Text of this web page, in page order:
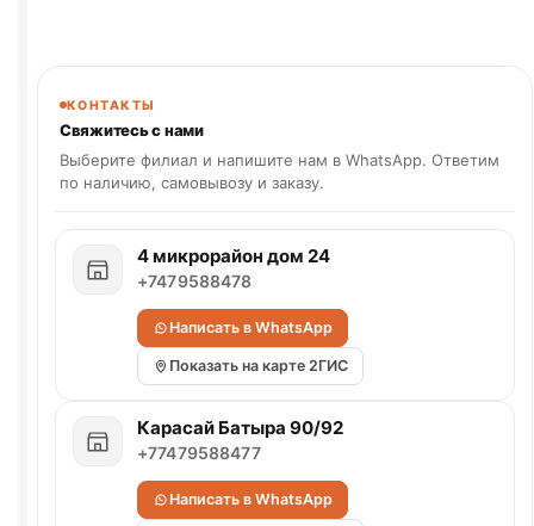
КОНТАКТЫ
Свяжитесь с нами
Выберите филиал и напишите нам в WhatsApp. Ответим
по наличию, самовывозу и заказу.
4 микрорайон дом 24
+7479588478
Написать в WhatsApp
Показать на карте 2ГИС
Карасай Батыра 90/92
+77479588477
Написать в WhatsApp